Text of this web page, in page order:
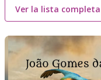
Ver la lista completa